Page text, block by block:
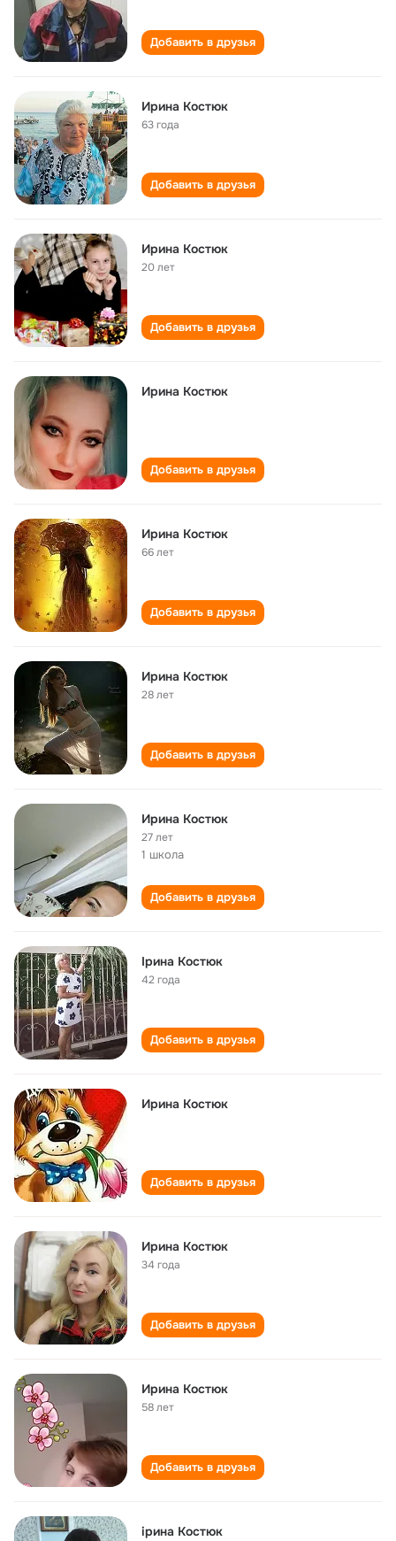
Добавить в друзья
Ирина Костюк
63 года
Добавить в друзья
Ирина Костюк
20 лет
Добавить в друзья
Ирина Костюк
Добавить в друзья
Ирина Костюк
66 лет
Добавить в друзья
Ирина Костюк
28 лет
Добавить в друзья
Ирина Костюк
27 лет
1 школа
Добавить в друзья
Ірина Костюк
42 года
Добавить в друзья
Ирина Костюк
Добавить в друзья
Ирина Костюк
34 года
Добавить в друзья
Ирина Костюк
58 лет
Добавить в друзья
ірина Костюк